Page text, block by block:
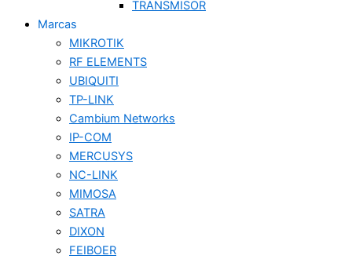
TRANSMISOR
Marcas
MIKROTIK
RF ELEMENTS
UBIQUITI
TP-LINK
Cambium Networks
IP-COM
MERCUSYS
NC-LINK
MIMOSA
SATRA
DIXON
FEIBOER